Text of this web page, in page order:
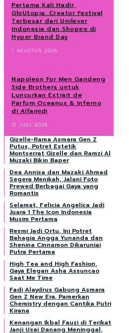
Pertama Kali Hadir,
GloUtopia: Creator Festival
Terbesar dari Unilever
Indonesia dan Shopee di
Hyper Brand Day
1 AGUSTUS 2026
Napoleon For Men Gandeng
Side Brothers untuk
Luncurkan Extrait de
Parfum Oceanus & Inferno
di Alfamidi
31 JULI 2026
Gizelle-Rama Asmara Gen Z
Putus, Potret Estetik
Montserrat Gizelle dan Ramzi Al
Muzaki Bikin Baper
Dea Annisa dan Mazaki Ahmad
Segera Menikah, Jalani Foto
Prewed Berbagai Gaya yang
Romantis
Selamat, Felicia Angelica Jadi
Juara 1 The Icon Indonesia
Musim Pertama
Resmi Jadi Ortu, Ini Potret
Bahagia Angga Yunanda dan
Shenina Cinnamon Dikaruniai
Putra Pertama
High Tea and High Fashion,
Gaya Elegan Asha Assuncao
Saat Me Time
Fadi Alaydrus Gabung Asmara
Gen Z New Era, Pamerkan
Chemistry dengan Cantika Putri
Kirana
Kenangan Ikbal Fauzi di Terikat
Janji Usai Danang Meninggal,